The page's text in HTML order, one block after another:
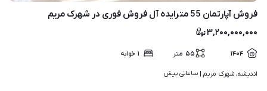
فروش آپارتمان 55 مترایده آل فروش فوری در شهرک مریم
۳,۲۰۰,۰۰۰,۰۰۰
۱۴۰۴ ۵۵ متر ۱ خوابه
اندیشه، شهرک مریم | ساعاتی پیش